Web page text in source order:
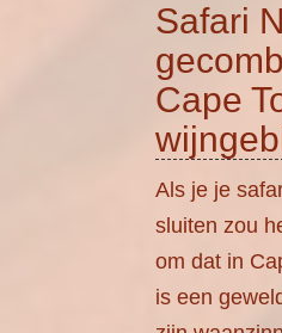
Safari
Cape
Als je je
sluiten zou
om dat in
is een